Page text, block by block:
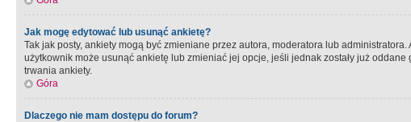
Jak mogę edytować lub usunąć ankietę?
Tak jak posty, ankiety mogą być zmieniane przez autora, moderatora lub
użytkownik może usunąć ankietę lub zmieniać jej opcje, jeśli jednak zostały już
trwania ankiety.
Góra
Dlaczego nie mam dostępu do forum?